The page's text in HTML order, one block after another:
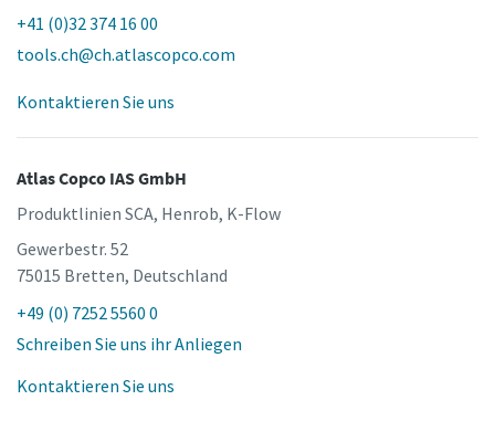
+41 (0)32 374 16 00
tools.ch@ch.atlascopco.com
Kontaktieren Sie uns
Atlas Copco IAS GmbH
Produktlinien SCA, Henrob, K-Flow
Gewerbestr. 52
75015 Bretten, Deutschland
+49 (0) 7252 5560 0
Schreiben Sie uns ihr Anliegen
Kontaktieren Sie uns